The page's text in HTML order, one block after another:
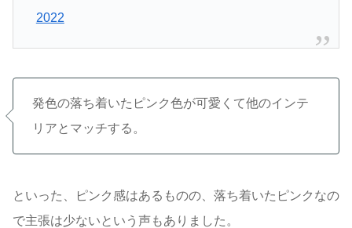
2022
発色の落ち着いたピンク色が可愛くて他のインテ
リアとマッチする。
といった、ピンク感はあるものの、落ち着いたピンクなの
で主張は少ないという声もありました。